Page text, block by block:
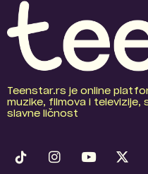
Teenstar.rs je online
muzike, filmova i televizije,
slavne ličnost